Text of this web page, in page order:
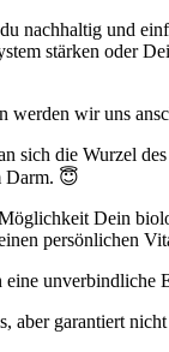
nachhaltig und
stärken oder
werden wir uns
sich die Wurzel
Darm. 😇
Dein
persönlichen
unverbindliche
aber garantiert